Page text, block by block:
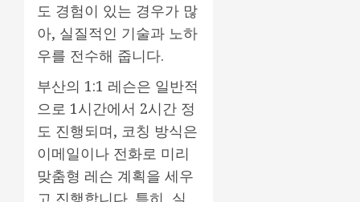
도 경험이 있는 경우가 많
아, 실질적인 기술과 노하
우를 전수해 줍니다.
부산의 1:1 레슨은 일반적
으로 1시간에서 2시간 정
도 진행되며, 코칭 방식은
이메일이나 전화로 미리
맞춤형 레슨 계획을 세우
고 진행합니다. 특히, 실